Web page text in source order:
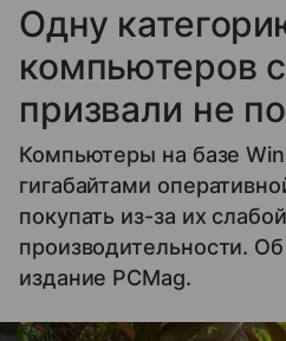
Одну
компьютеров
призвали не
Компьютеры на базе
гигабайтами
покупать из-за их слабой
производительности.
издание PCMag.